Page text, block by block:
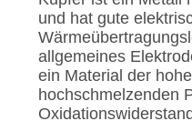
und hat gute
allgemeines
ein Material der
hochschmelzenden